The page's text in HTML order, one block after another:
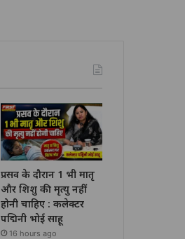
प्रसव के दौरान 1 भी मातृ
और शिशु की मृत्यु नहीं
होनी चाहिए : कलेक्टर
पद्मिनी भोई साहू
16 hours ago